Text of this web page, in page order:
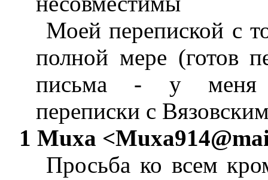
Моей перепиской с
полной мере (готов
письма - у меня
переписки с
1 Muxa <
Просьба ко всем